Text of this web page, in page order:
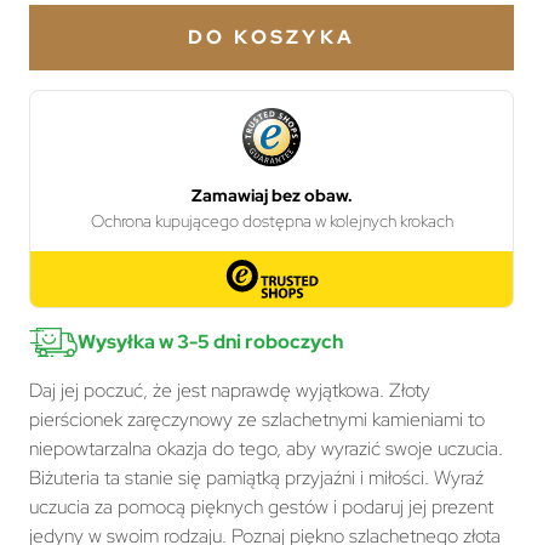
DO KOSZYKA
Wysyłka w 3-5 dni roboczych
Daj jej poczuć, że jest naprawdę wyjątkowa. Złoty
pierścionek zaręczynowy ze szlachetnymi kamieniami to
niepowtarzalna okazja do tego, aby wyrazić swoje uczucia.
Biżuteria ta stanie się pamiątką przyjaźni i miłości. Wyraź
uczucia za pomocą pięknych gestów i podaruj jej prezent
jedyny w swoim rodzaju. Poznaj piękno szlachetnego złota